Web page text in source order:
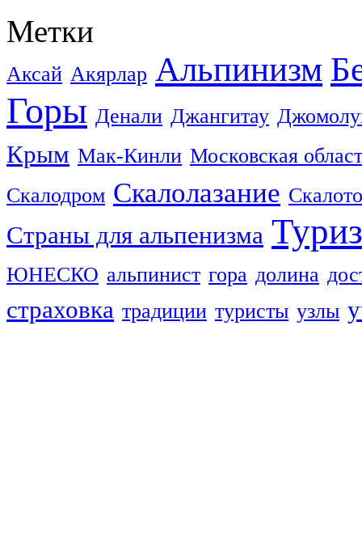
Метки
Аксай Акярлар Альпинизм
Горы Денали Джангитау
Крым Мак-Кинли Московская
Скалодром Скалолазание
Страны для альпенизма
ЮНЕСКО альпинист гора долина
страховка традиции туристы узлы